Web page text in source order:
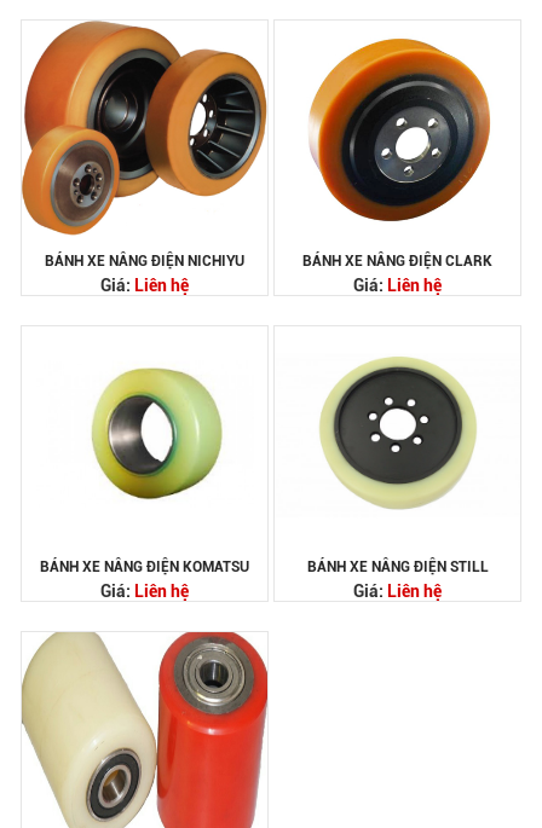
BÁNH XE NÂNG ĐIỆN NICHIYU
Giá: Liên hệ
BÁNH XE NÂNG ĐIỆN CLARK
Giá: Liên hệ
BÁNH XE NÂNG ĐIỆN KOMATSU
Giá: Liên hệ
BÁNH XE NÂNG ĐIỆN STILL
Giá: Liên hệ